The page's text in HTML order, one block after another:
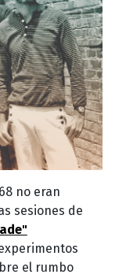
no eran
sesiones de
el rumbo